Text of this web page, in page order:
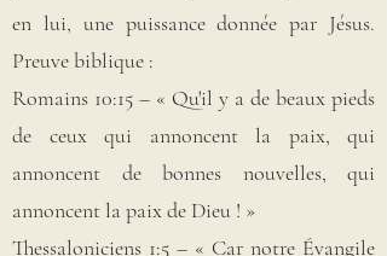
en lui, une puissance donnée par Jésus.
Preuve biblique :
Romains 10:15 – « Qu'il y a de beaux pieds
de ceux qui annoncent la paix, qui
annoncent de bonnes nouvelles, qui
annoncent la paix de Dieu ! »
Thessaloniciens 1:5 – « Car notre Évangile